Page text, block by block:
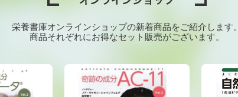
栄養書庫オンラインショップの新着商品をご紹介します。
商品それぞれにお得なセット販売がございます。